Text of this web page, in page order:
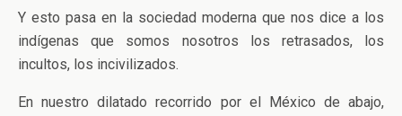
Y esto pasa en la sociedad moderna que nos dice a los
indígenas que somos nosotros los retrasados, los
incultos, los incivilizados.
En nuestro dilatado recorrido por el México de abajo,